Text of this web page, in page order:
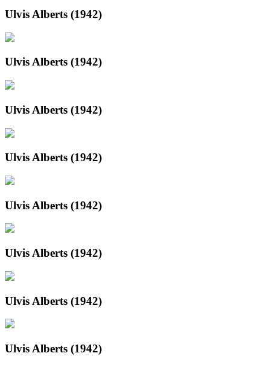
Ulvis Alberts (1942)
Ulvis Alberts (1942)
Ulvis Alberts (1942)
Ulvis Alberts (1942)
Ulvis Alberts (1942)
Ulvis Alberts (1942)
Ulvis Alberts (1942)
Ulvis Alberts (1942)